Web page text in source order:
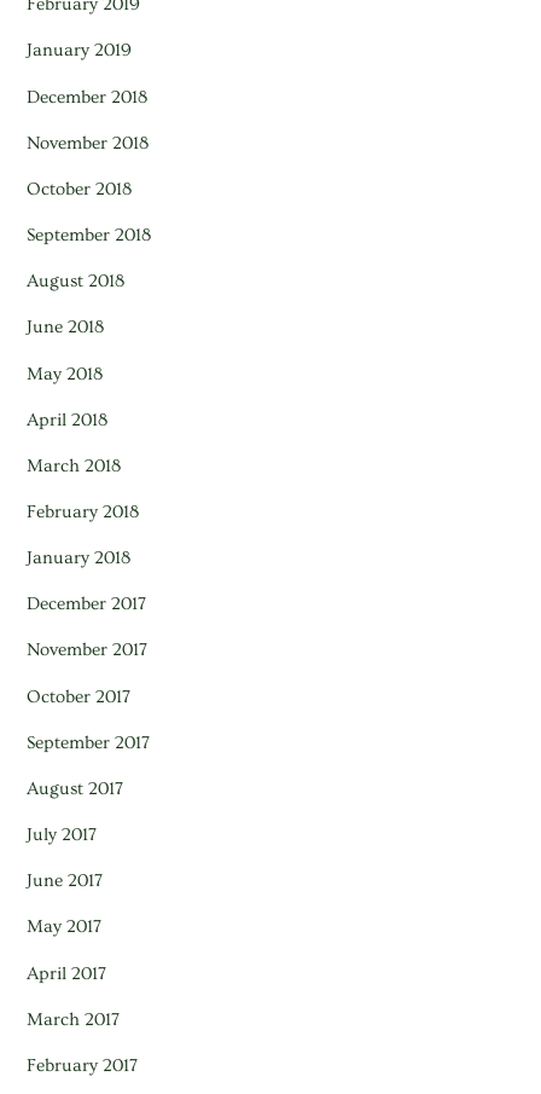
February 2019
January 2019
December 2018
November 2018
October 2018
September 2018
August 2018
June 2018
May 2018
April 2018
March 2018
February 2018
January 2018
December 2017
November 2017
October 2017
September 2017
August 2017
July 2017
June 2017
May 2017
April 2017
March 2017
February 2017